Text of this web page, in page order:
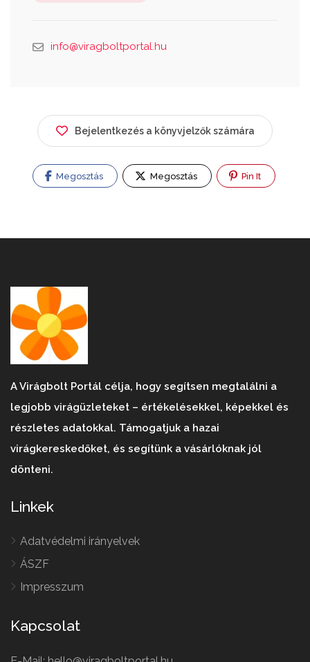
info@viragboltportal.hu
Bejelentkezés a könyvjelzők számára
Megosztás Megosztás Pin It
A Virágbolt Portál célja, hogy segítsen megtalálni a
legjobb virágüzleteket – értékelésekkel, képekkel és
részletes adatokkal. Támogatjuk a hazai
virágkereskedőket, és segítünk a vásárlóknak jól
dönteni.
Linkek
Adatvédelmi irányelvek
ÁSZF
Impresszum
Kapcsolat